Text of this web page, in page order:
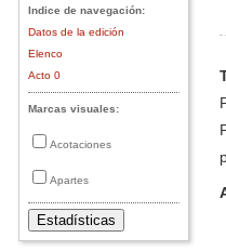
Indice de navegación:
Datos de la edición
Elenco
Acto 0
Marcas visuales:
Acotaciones
Apartes